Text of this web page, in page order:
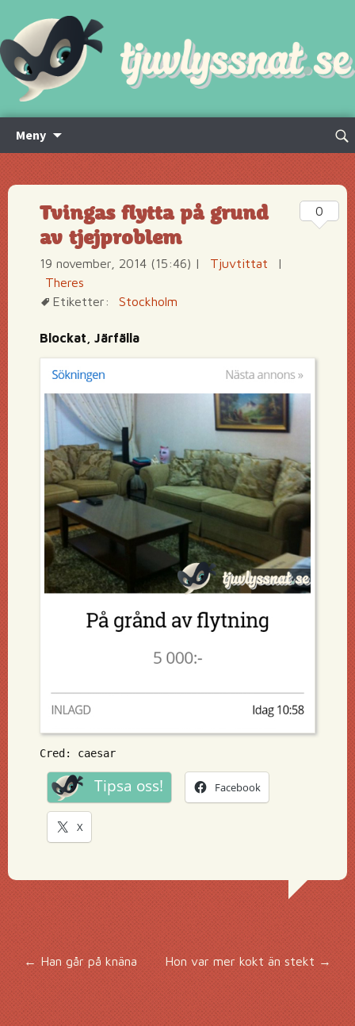
Meny
innehåll
Sök
Tvingas flytta på grund
av tjejproblem
19 november, 2014 (15:46) | Tjuvtittat
|
Theres
Etiketter:
Stockholm
Blockat, Järfälla
Cred: caesar
Tipsa oss! Facebook
X
0
Inläggsnavigering
←Han går på knäna Hon var mer kokt än stekt →